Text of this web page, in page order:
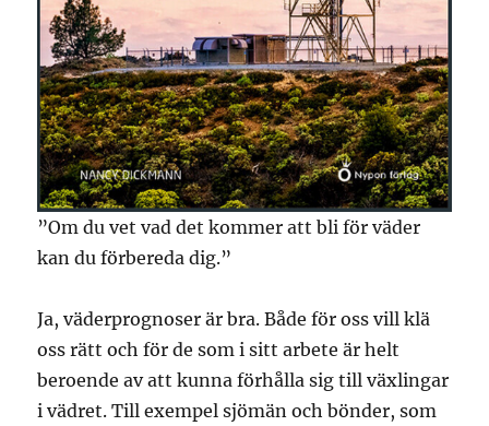
”Om du vet vad det kommer att bli för väder
kan du förbereda dig.”
Ja, väderprognoser är bra. Både för oss vill klä
oss rätt och för de som i sitt arbete är helt
beroende av att kunna förhålla sig till växlingar
i vädret. Till exempel sjömän och bönder, som